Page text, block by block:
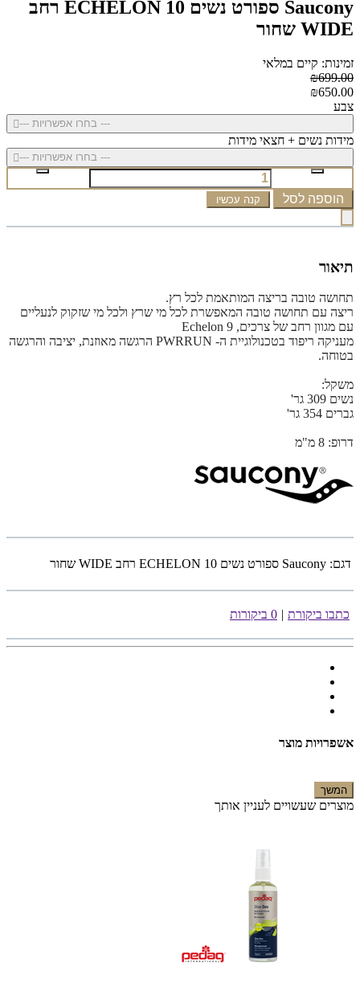
Saucony ספורט נשים ECHELON 10 רחב
WIDE שחור
זמינות: קיים במלאי
₪699.00
₪650.00
צבע
--- בחרו אפשרויות ---
מידות נשים + חצאי מידות
--- בחרו אפשרויות ---
הוספה לסל קנה עכשיו
תיאור
תחושה טובה בריצה המותאמת לכל רץ.
ריצה עם תחושה טובה המאפשרת לכל מי שרץ ולכל מי שזקוק לנעליים
עם מגוון רחב של צרכים, Echelon 9
מעניקה ריפוד בטכנולוגיית ה- PWRRUN הרגשה מאוזנת, יציבה והרגשה
בטוחה.
משקל:
נשים 309 גר'
גברים 354 גר'
דרופ: 8 מ"מ
דגם: Saucony ספורט נשים ECHELON 10 רחב WIDE שחור
כתבו ביקורת | 0 ביקורות
אשפרויות מוצר
המשך
מוצרים שעשויים לעניין אותך